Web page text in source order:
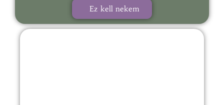
Ez kell nekem